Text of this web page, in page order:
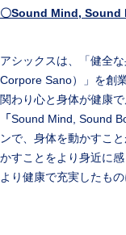
〇Sound Mind, Sound
アシックスは、「健全
Corpore Sano）」を創
関わり心と身体が健康
「Sound Mind, Sound
ンで、身体を動かすこ
かすことをより身近に
より健康で充実したも